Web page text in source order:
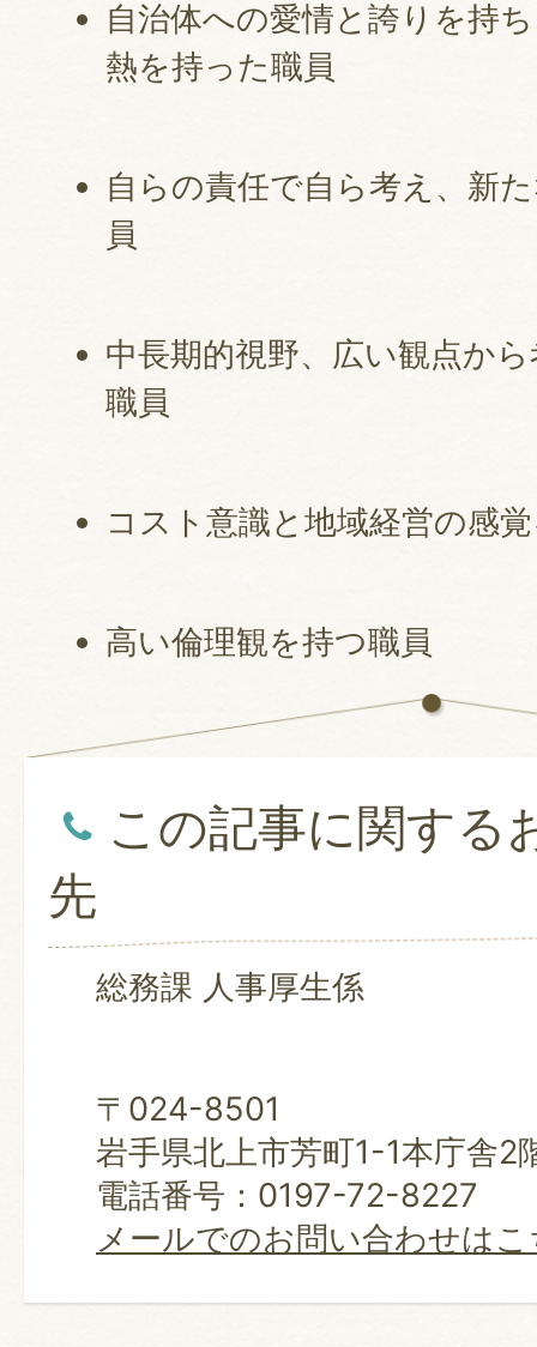
自治体への愛情と誇りを持
熱を持った職員
自らの責任で自ら考え、新
員
中長期的視野、広い観点か
職員
コスト意識と地域経営の感
高い倫理観を持つ職員
この記事に関する
先
総務課 人事厚生係
〒024-8501
岩手県北上市芳町1-1本庁舎2
電話番号：0197-72-8227
メールでのお問い合わせは